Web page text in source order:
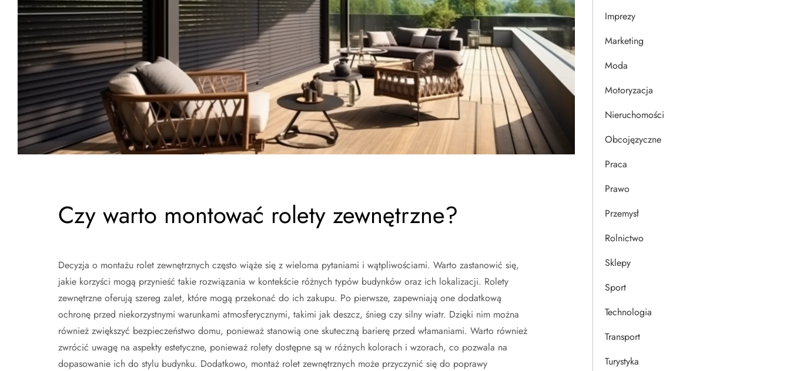
Czy warto montować rolety zewnętrzne?
Decyzja o montażu rolet zewnętrznych często wiąże się z wieloma pytaniami i wątpliwościami. Warto zastanowić się,
jakie korzyści mogą przynieść takie rozwiązania w kontekście różnych typów budynków oraz ich lokalizacji. Rolety
zewnętrzne oferują szereg zalet, które mogą przekonać do ich zakupu. Po pierwsze, zapewniają one dodatkową
ochronę przed niekorzystnymi warunkami atmosferycznymi, takimi jak deszcz, śnieg czy silny wiatr. Dzięki nim można
również zwiększyć bezpieczeństwo domu, ponieważ stanowią one skuteczną barierę przed włamaniami. Warto również
zwrócić uwagę na aspekty estetyczne, ponieważ rolety dostępne są w różnych kolorach i wzorach, co pozwala na
dopasowanie ich do stylu budynku. Dodatkowo, montaż rolet zewnętrznych może przyczynić się do poprawy
Imprezy
Marketing
Moda
Motoryzacja
Nieruchomości
Obcojęzyczne
Praca
Prawo
Przemysł
Rolnictwo
Sklepy
Sport
Technologia
Transport
Turystyka